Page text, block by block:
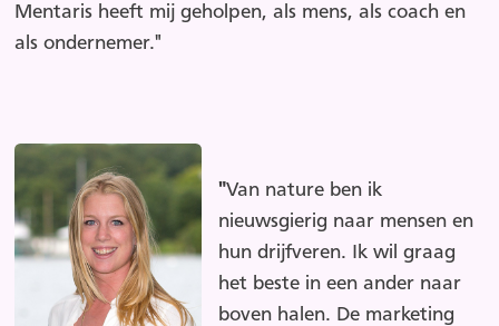
Mentaris heeft mij geholpen, als mens, als coach en
als ondernemer."
"Van nature ben ik
nieuwsgierig naar mensen en
hun drijfveren. Ik wil graag
het beste in een ander naar
boven halen. De marketing